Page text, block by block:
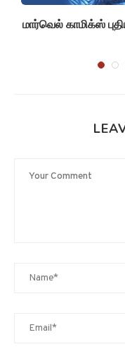
மார்வெல் காமிக்ஸ்